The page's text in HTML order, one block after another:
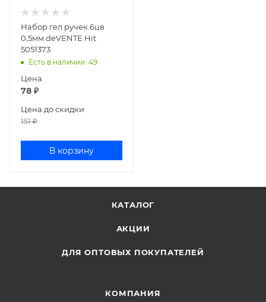
Набор гел ручек 6цв
0,5мм deVENTE Hit
5051373
Есть в наличии: 49
Цена
78 ₽
Цена до скидки
151₽
В корзину
КАТАЛОГ
АКЦИИ
ДЛЯ ОПТОВЫХ ПОКУПАТЕЛЕЙ
КОМПАНИЯ